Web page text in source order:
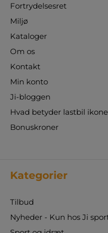
Fortrydelsesret
Miljø
Kataloger
Om os
Kontakt
Min konto
Ji-bloggen
Hvad betyder lastbil
Bonuskroner
Kategorier
Tilbud
Nyheder - Kun hos Ji